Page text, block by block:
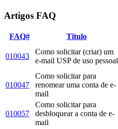
Artigos FAQ
FAQ# Titulo
010043
Como solicitar (criar) um
e-mail USP de uso pessoal
010047
Como solicitar para
renomear uma conta de e-
mail
010057
Como solicitar para
desbloquear a conta de e-
mail